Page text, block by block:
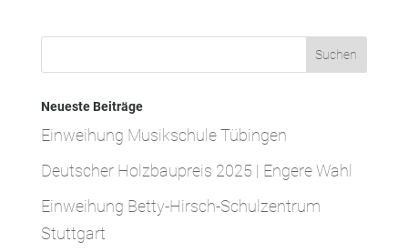
Neueste Beiträge
Einweihung Musikschule Tübingen
Deutscher Holzbaupreis 2025 | Engere Wahl
Einweihung Betty-Hirsch-Schulzentrum
Stuttgart